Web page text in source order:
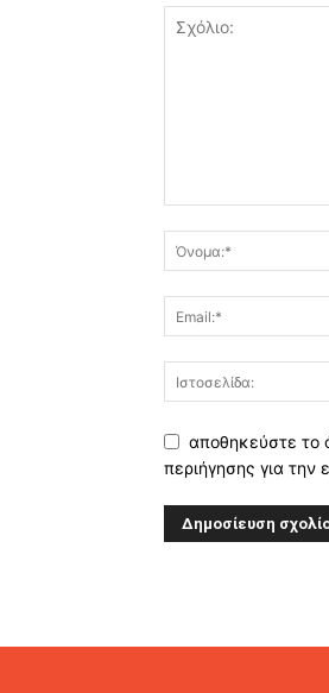
αποθηκεύστε το
περιήγησης για